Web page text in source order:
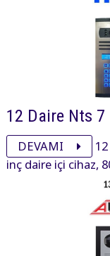
12 Daire Nts
DEVAMI
inç daire içi cihaz,
aksesuarı ile